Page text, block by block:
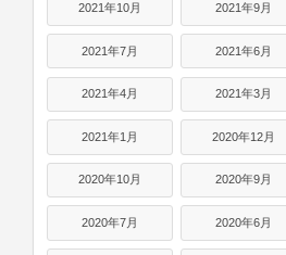
2021年10月 2021年9月
2021年7月 2021年6月
2021年4月 2021年3月
2021年1月 2020年12月
2020年10月 2020年9月
2020年7月 2020年6月